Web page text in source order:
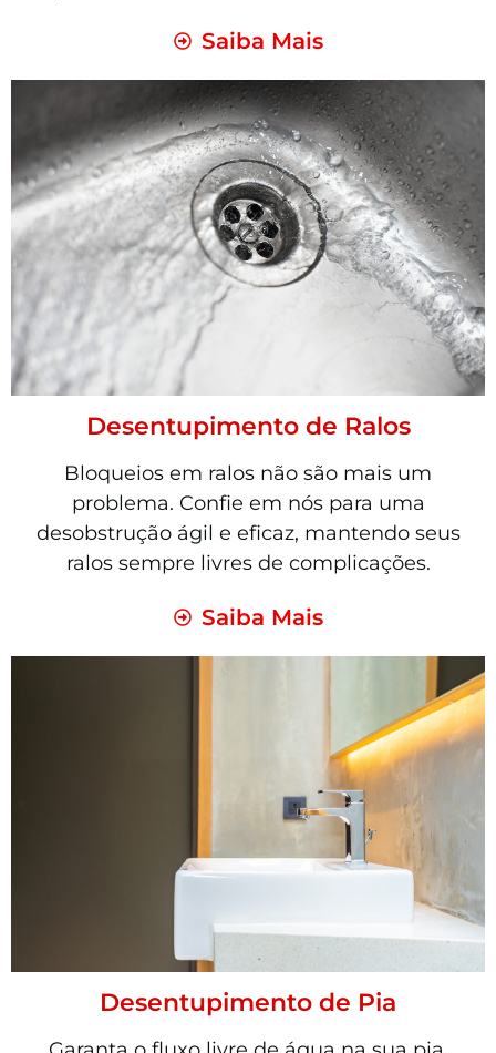
Saiba Mais
Desentupimento de Ralos
Bloqueios em ralos não são mais um
problema. Confie em nós para uma
desobstrução ágil e eficaz, mantendo seus
ralos sempre livres de complicações.
Saiba Mais
Desentupimento de Pia